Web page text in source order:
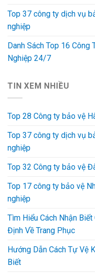
Top 37 công ty dịch vụ
nghiệp
Danh Sách Top 16 Công
Nghiệp 24/7
TIN XEM NHIỀU
Top 28 Công ty bảo vệ
Top 37 công ty dịch vụ
nghiệp
Top 32 Công ty bảo vệ
Top 17 công ty bảo vệ
nghiệp
Tìm Hiểu Cách Nhận
Định Về Trang Phục
Hướng Dẫn Cách Tự Vệ
Biết